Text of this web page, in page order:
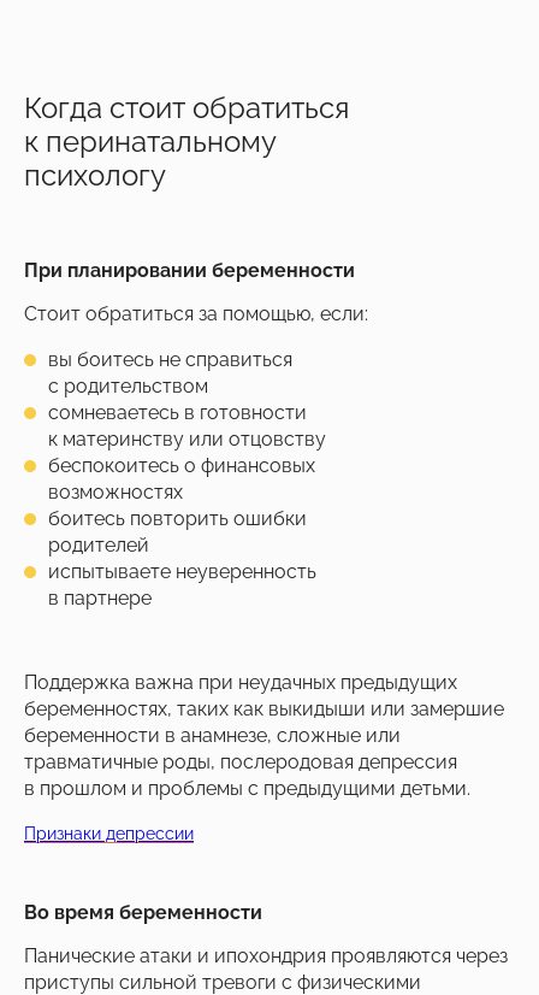
Когда стоит обратиться
к перинатальному
психологу
При планировании беременности
Стоит обратиться за помощью, если:
вы боитесь не справиться
с родительством
сомневаетесь в готовности
к материнству или отцовству
беспокоитесь о финансовых
возможностях
боитесь повторить ошибки
родителей
испытываете неуверенность
в партнере
Поддержка важна при неудачных предыдущих
беременностях, таких как выкидыши или замершие
беременности в анамнезе, сложные или
травматичные роды, послеродовая депрессия
в прошлом и проблемы с предыдущими детьми.
Признаки депрессии
Во время беременности
Панические атаки и ипохондрия проявляются через
приступы сильной тревоги с физическими